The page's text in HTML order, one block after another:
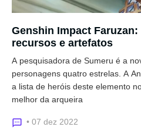
Genshin Impact
recursos e artefatos
A pesquisadora de Sumeru é a
personagens quatro estrelas. A
a lista de heróis deste elemento
melhor da arqueira
• 07 dez 2022